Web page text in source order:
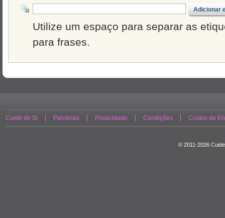
Adicionar
Utilize um espaço para separar as
para frases.
Cuide de Si Parcerias Privacidade Condições Custos de
© 2011-2026